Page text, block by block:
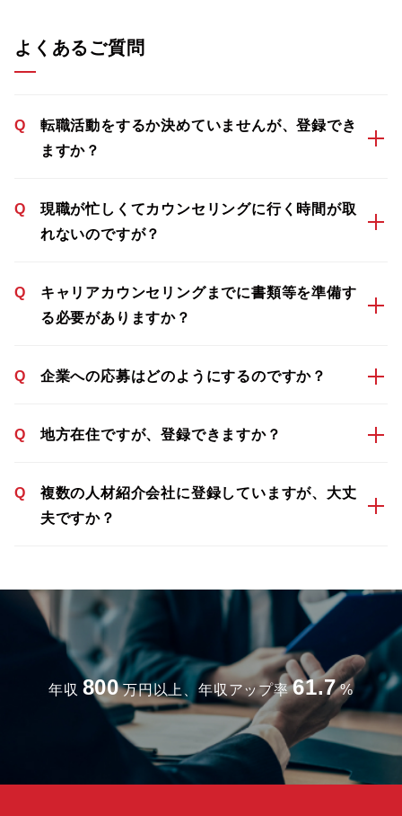
よくあるご質問
Q
転職活動をするか決めていませんが、登録でき
ますか？
Q
現職が忙しくてカウンセリングに行く時間が取
れないのですが？
Q
キャリアカウンセリングまでに書類等を準備す
る必要がありますか？
Q 企業への応募はどのようにするのですか？
Q 地方在住ですが、登録できますか？
Q
複数の人材紹介会社に登録していますが、大丈
夫ですか？
年収 800 万円以上、年収アップ率 61.7 %